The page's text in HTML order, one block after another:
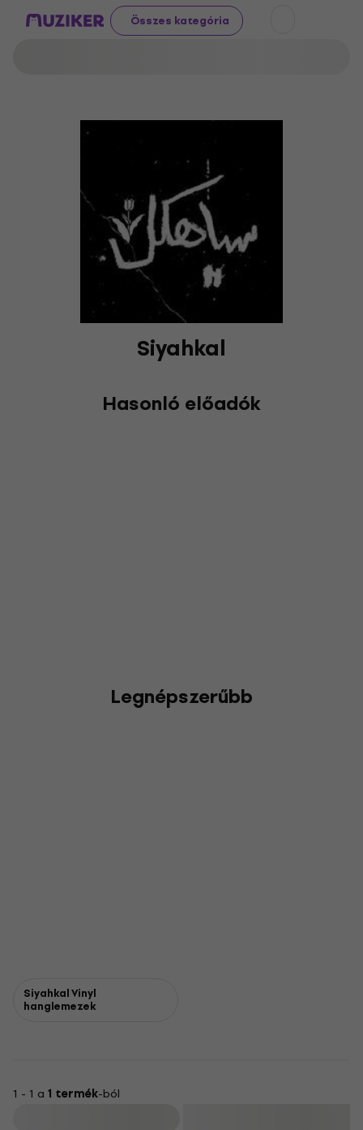
Összes kategória
Siyahkal
Hasonló előadók
Legnépszerűbb
Siyahkal Vinyl
hanglemezek
1 - 1 a 1 termék-ból